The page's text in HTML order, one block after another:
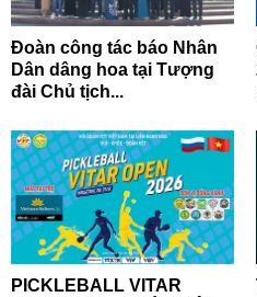
Đoàn công tác báo Nhân
Dân dâng hoa tại Tượng
đài Chủ tịch...
PICKLEBALL VITAR